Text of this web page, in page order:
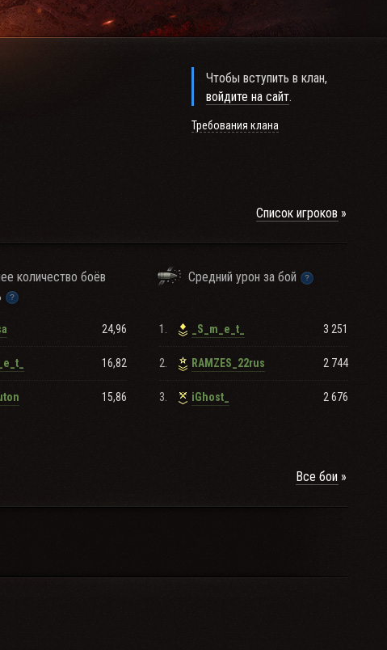
Чтобы вступить в клан,
войдите на сайт.
Требования клана
Список игроков
количество боёв
Средний урон за бой
24,96
16,82
15,86
1. _S_m_e_t_ 3 251
2. RAMZES_22rus 2 744
3. iGhost_ 2 676
Все бои